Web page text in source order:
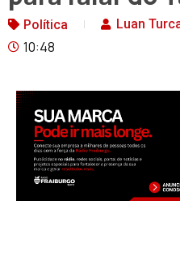
Política Luan
10:48